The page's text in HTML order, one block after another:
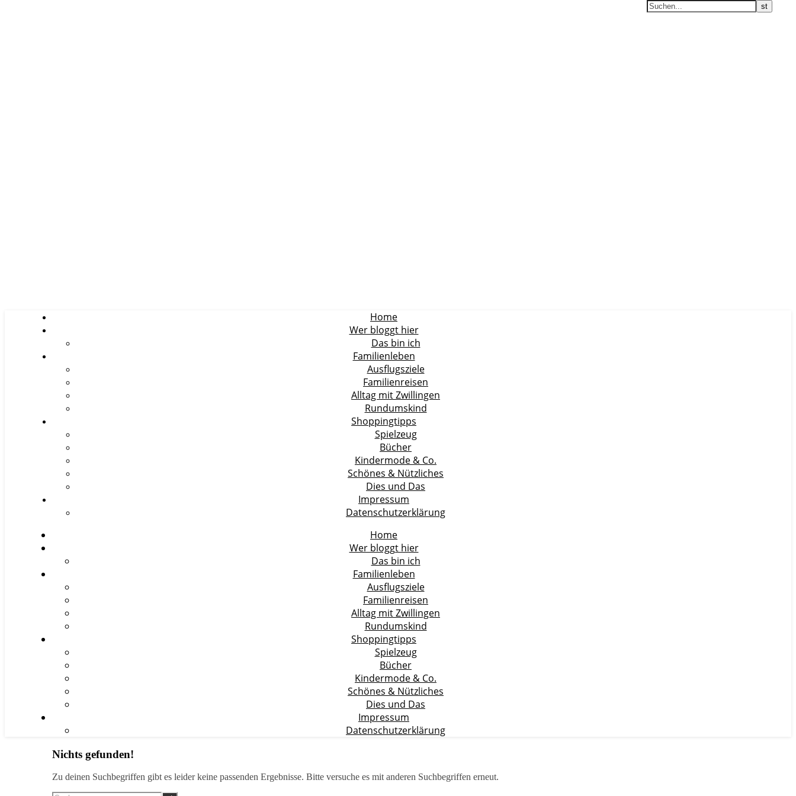
Home
Wer bloggt hier
Das bin ich
Familienleben
Ausflugsziele
Familienreisen
Alltag mit Zwillingen
Rundumskind
Shoppingtipps
Spielzeug
Bücher
Kindermode & Co.
Schönes & Nützliches
Dies und Das
Impressum
Datenschutzerklärung
Home
Wer bloggt hier
Das bin ich
Familienleben
Ausflugsziele
Familienreisen
Alltag mit Zwillingen
Rundumskind
Shoppingtipps
Spielzeug
Bücher
Kindermode & Co.
Schönes & Nützliches
Dies und Das
Impressum
Datenschutzerklärung
Nichts gefunden!
Zu deinen Suchbegriffen gibt es leider keine passenden Ergebnisse. Bitte versuche es mit anderen Suchbegriffen erneut.